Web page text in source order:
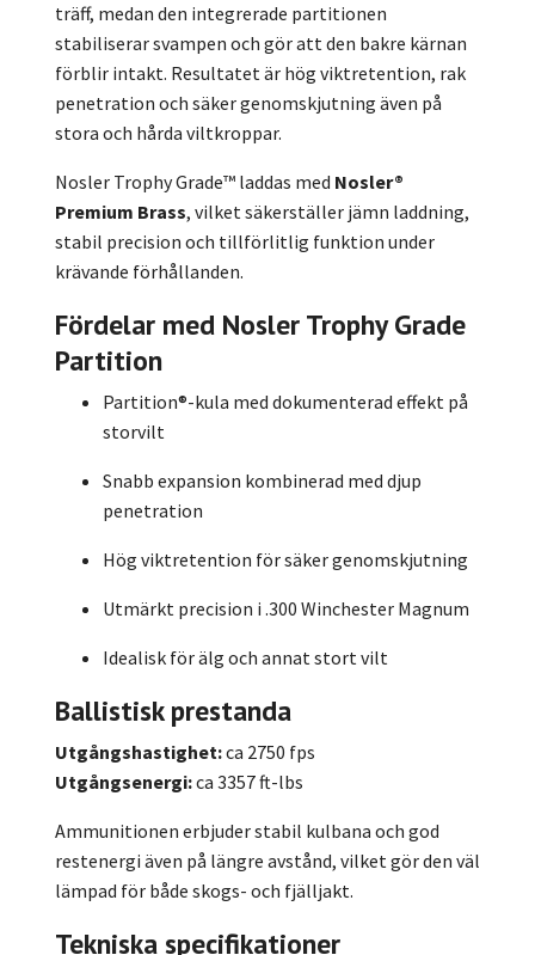
träff, medan den integrerade partitionen
stabiliserar svampen och gör att den bakre kärnan
förblir intakt. Resultatet är hög viktretention, rak
penetration och säker genomskjutning även på
stora och hårda viltkroppar.
Nosler Trophy Grade™ laddas med Nosler®
Premium Brass, vilket säkerställer jämn laddning,
stabil precision och tillförlitlig funktion under
krävande förhållanden.
Fördelar med Nosler Trophy Grade
Partition
Partition®-kula med dokumenterad effekt på
storvilt
Snabb expansion kombinerad med djup
penetration
Hög viktretention för säker genomskjutning
Utmärkt precision i .300 Winchester Magnum
Idealisk för älg och annat stort vilt
Ballistisk prestanda
Utgångshastighet:ca 2750 fps
Utgångsenergi:ca 3357 ft-lbs
Ammunitionen erbjuder stabil kulbana och god
restenergi även på längre avstånd, vilket gör den väl
lämpad för både skogs- och fjälljakt.
Tekniska specifikationer